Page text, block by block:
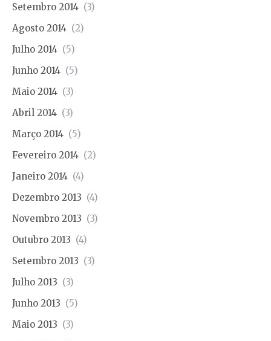
Setembro 2014 (3)
Agosto 2014 (2)
Julho 2014 (5)
Junho 2014 (5)
Maio 2014 (3)
Abril 2014 (3)
Março 2014 (5)
Fevereiro 2014 (2)
Janeiro 2014 (4)
Dezembro 2013 (4)
Novembro 2013 (3)
Outubro 2013 (4)
Setembro 2013 (3)
Julho 2013 (3)
Junho 2013 (5)
Maio 2013 (3)